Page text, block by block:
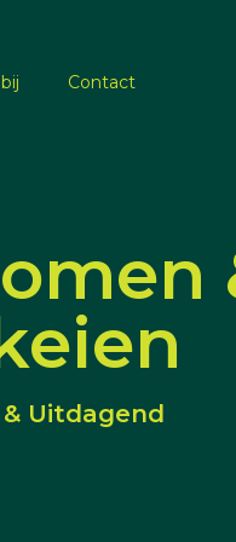
Contact
Uitdagend